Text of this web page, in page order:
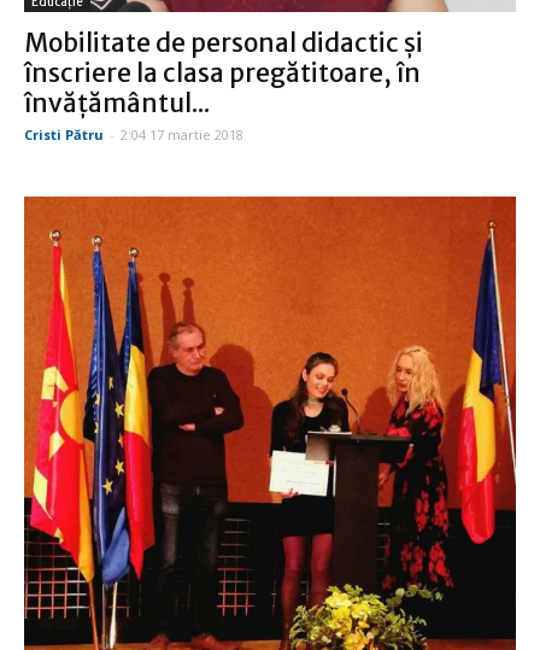
Mobilitate de personal didactic şi
înscriere la clasa pregătitoare, în
învăţământul...
Cristi Pătru - 2:04 17 martie 2018